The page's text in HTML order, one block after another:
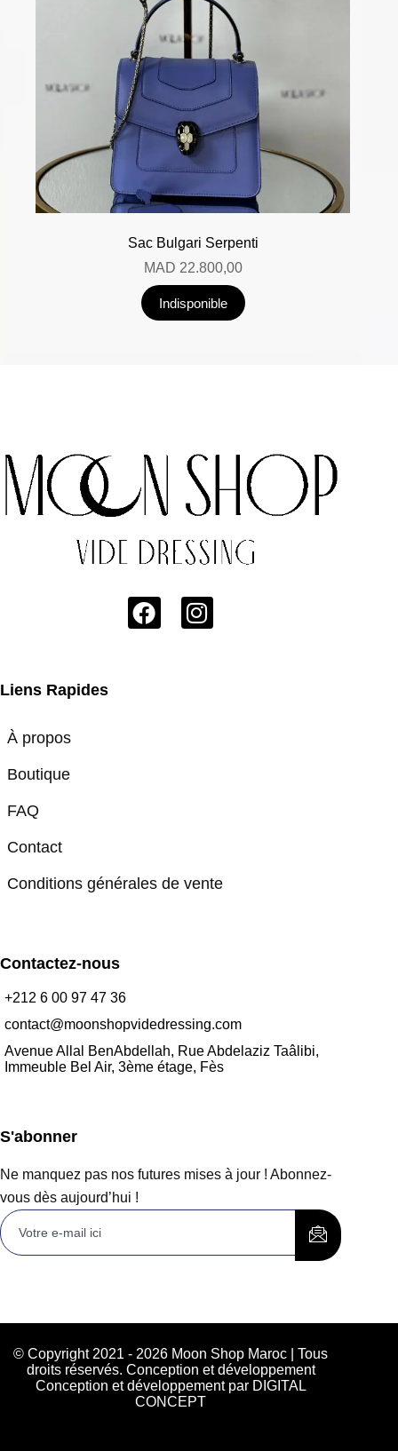
Sac Bulgari Serpenti
MAD 22.800,00
Indisponible
Liens Rapides
À propos
Boutique
FAQ
Contact
Conditions générales de vente
Contactez-nous
+212 6 00 97 47 36
contact@moonshopvidedressing.com
Avenue Allal BenAbdellah, Rue Abdelaziz Taâlibi,
Immeuble Bel Air, 3ème étage, Fès
S'abonner
Ne manquez pas nos futures mises à jour ! Abonnez-
vous dès aujourd’hui !
© Copyright 2021 - 2026 Moon Shop Maroc | Tous
droits réservés. Conception et développement
Conception et développement par DIGITAL
CONCEPT